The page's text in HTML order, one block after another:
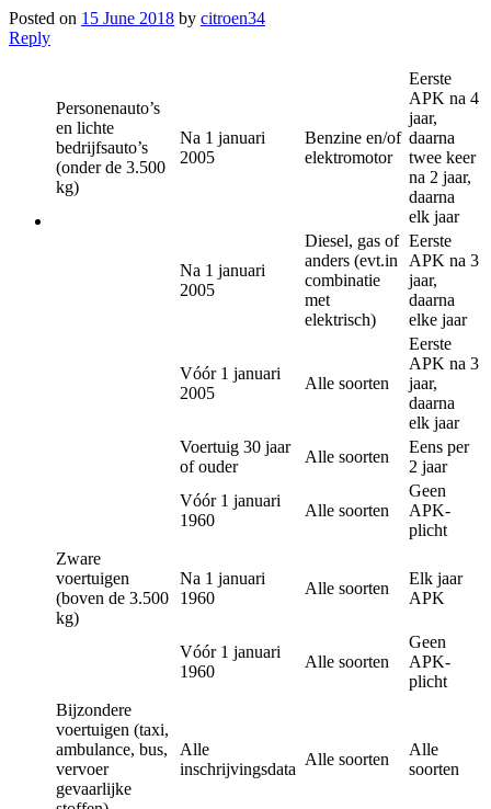
Posted on 15 June 2018 by citroen34
Reply
Personenauto’s
en lichte
bedrijfsauto’s
(onder de 3.500
kg)​
Na 1 januari
2005​
Benzine en/of
elektromotor​
Eerste
APK na 4
jaar,
daarna
twee keer
na 2 jaar,
daarna
elk jaar​
Na 1 januari
2005​
Diesel, gas of
anders (evt.in
combinatie
met
elektrisch)​
Eerste
APK na 3
jaar,
daarna
elke jaar​
Vóór 1 januari
2005
Alle soorten ​
Eerste
APK na 3
jaar,
daarna
elk jaar
Voertuig 30 jaar
of ouder
Alle soorten ​
Eens per
2 jaar
Vóór 1 januari
1960
Alle soorten
Geen
APK-
plicht
Zware
voertuigen
(boven de 3.500
kg)
Na 1 januari
1960
Alle soorten
Elk jaar
APK​
Vóór 1 januari
1960
Alle soorten
Geen
APK-
plicht ​
Bijzondere
voertuigen (taxi,
ambulance, bus,
vervoer
gevaarlijke
Alle
inschrijvingsdata​
Alle soorten ​
Alle
soorten ​